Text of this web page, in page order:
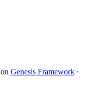
on Genesis Framework ·